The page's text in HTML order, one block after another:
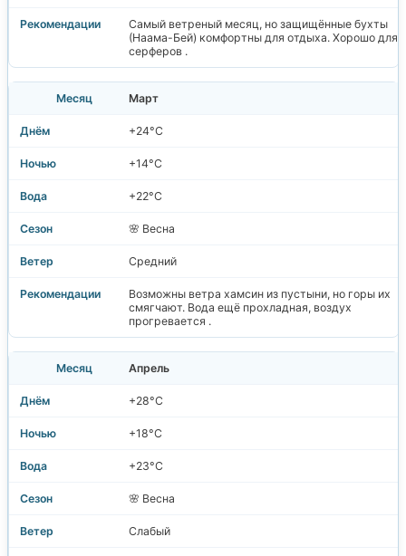
Самый ветреный месяц, но защищённые бухты
(Наама-Бей) комфортны для отдыха. Хорошо для
серферов .
Март
+24°C
+14°C
+22°C
🌸 Весна
Средний
Возможны ветра хамсин из пустыни, но горы их
смягчают. Вода ещё прохладная, воздух
прогревается .
Апрель
+28°C
+18°C
+23°C
🌸 Весна
Слабый